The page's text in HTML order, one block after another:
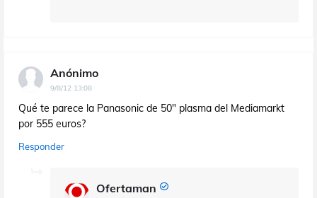
Anónimo
9/8/12 13:08
Qué te parece la Panasonic de 50" plasma del Mediamarkt
por 555 euros?
Responder
Ofertaman